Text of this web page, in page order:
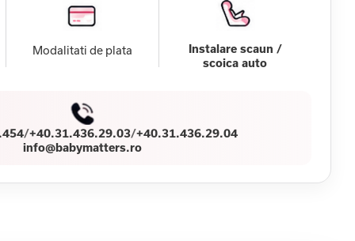
Modalitati de plata
Instalare scaun /
scoica auto
/+40.31.436.29.03/+40.31.436.29.04
info@babymatters.ro